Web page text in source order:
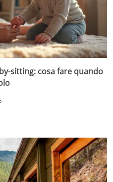
sitting: cosa fare quando